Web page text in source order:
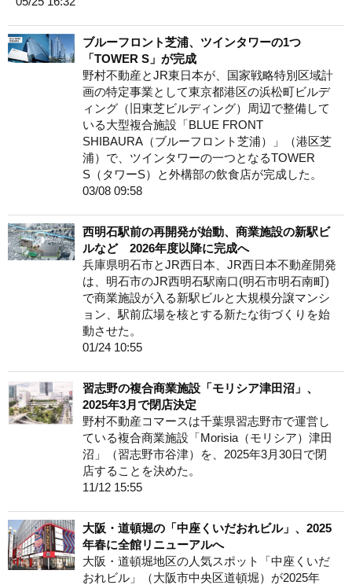
ブルーフロント芝浦、ツインタワーの1つ
「TOWER S」が完成
野村不動産とJR東日本が、国家戦略特別区域計
画の特定事業として東京都港区の浜松町ビルデ
ィング（旧東芝ビルディング）周辺で整備して
いる大型複合施設「BLUE FRONT
SHIBAURA（ブルーフロント芝浦）」（港区芝
浦）で、ツインタワーの一つとなるTOWER
S（タワーS）と外構部の飲食店が完成した。
03/08 09:58
西明石駅前の再開発が始動、商業施設の新駅ビ
ルなど 2026年度以降に完成へ
兵庫県明石市とJR西日本、JR西日本不動産開発
は、明石市のJR西明石駅南口(明石市明石南町)
で商業施設が入る新駅ビルと大規模分譲マンシ
ョン、駅前広場を核とする新たな街づくりを始
動させた。
01/24 10:55
習志野の複合商業施設「モリシア津田沼」、
2025年3月で閉店決定
野村不動産コマースは千葉県習志野市で運営し
ている複合商業施設「Morisia（モリシア）津田
沼」（習志野市谷津）を、2025年3月30日で閉
店することを決めた。
11/12 15:55
大阪・道頓堀の「中座くいだおれビル」、2025
年春に全館リニューアルへ
大阪・道頓堀地区の人気スポット「中座くいだ
おれビル」（大阪市中央区道頓堀）が2025年